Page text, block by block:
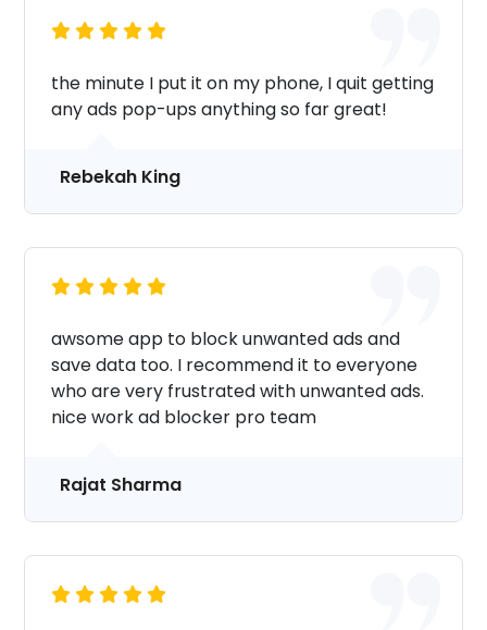
the minute I put it on my phone, I quit getting
any ads pop-ups anything so far great!
Rebekah King
awsome app to block unwanted ads and
save data too. I recommend it to everyone
who are very frustrated with unwanted ads.
nice work ad blocker pro team
Rajat Sharma